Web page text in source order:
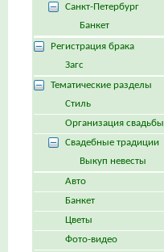
Санкт-Петербург
Банкет
Регистрация брака
Загс
Тематические разделы
Стиль
Организация свадьбы
Свадебные традиции
Выкуп невесты
Авто
Банкет
Цветы
Фото-видео